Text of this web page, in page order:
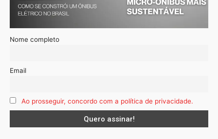
Nome completo
Email
Ao prosseguir, concordo com a política de privacidade.